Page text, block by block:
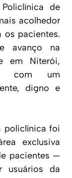
de
acolhedor
os pacientes.
avanço na
em Niterói,
com um
digno e
policlínica foi
exclusiva
pacientes —
usuários da